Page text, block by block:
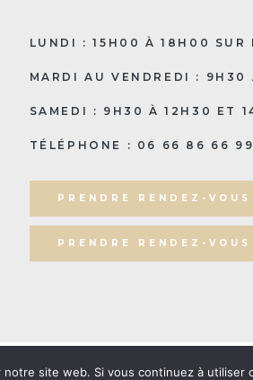
LUNDI : 15H00 À 18H00 SUR
MARDI AU VENDREDI :
SAMEDI : 9H30 À 12H30 ET
TÉLÉPHONE : 06 66 86 66 99
PRENDRE RENDEZ-
PRENDRE RENDEZ-
Nouveausoft.com|
site web. Si vous continuez à